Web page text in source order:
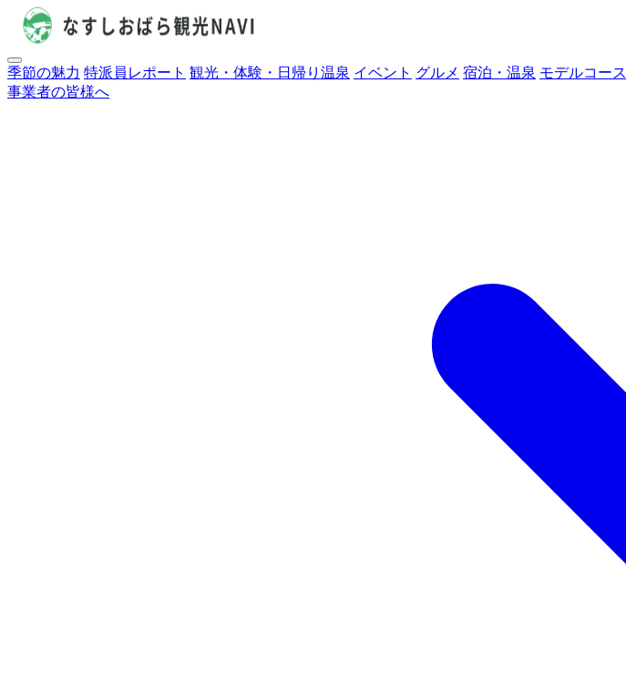
季節の魅力 特派員レポート 観光・体験・日帰り温泉 イベント グルメ 宿泊・温泉 モデルコース
事業者の皆様へ